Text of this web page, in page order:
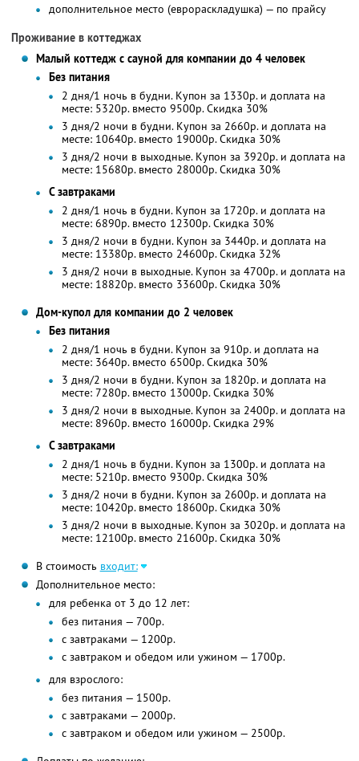
дополнительное место (еврораскладушка) — по прайсу
Проживание в коттеджах
Малый коттедж с сауной для компании до 4 человек
Без питания
2 дня/1 ночь в будни. Купон за 1330р. и доплата на
месте: 5320р. вместо 9500р. Скидка 30%
3 дня/2 ночи в будни. Купон за 2660р. и доплата на
месте: 10640р. вместо 19000р. Скидка 30%
3 дня/2 ночи в выходные. Купон за 3920р. и доплата на
месте: 15680р. вместо 28000р. Скидка 30%
С завтраками
2 дня/1 ночь в будни. Купон за 1720р. и доплата на
месте: 6890р. вместо 12300р. Скидка 30%
3 дня/2 ночи в будни. Купон за 3440р. и доплата на
месте: 13380р. вместо 24600р. Скидка 32%
3 дня/2 ночи в выходные. Купон за 4700р. и доплата на
месте: 18820р. вместо 33600р. Скидка 30%
Дом-купол для компании до 2 человек
Без питания
2 дня/1 ночь в будни. Купон за 910р. и доплата на
месте: 3640р. вместо 6500р. Скидка 30%
3 дня/2 ночи в будни. Купон за 1820р. и доплата на
месте: 7280р. вместо 13000р. Скидка 30%
3 дня/2 ночи в выходные. Купон за 2400р. и доплата на
месте: 8960р. вместо 16000р. Скидка 29%
С завтраками
2 дня/1 ночь в будни. Купон за 1300р. и доплата на
месте: 5210р. вместо 9300р. Скидка 30%
3 дня/2 ночи в будни. Купон за 2600р. и доплата на
месте: 10420р. вместо 18600р. Скидка 30%
3 дня/2 ночи в выходные. Купон за 3020р. и доплата на
месте: 12100р. вместо 21600р. Скидка 30%
В стоимость входит:
Дополнительное место:
для ребенка от 3 до 12 лет:
без питания — 700р.
с завтраками — 1200р.
с завтраком и обедом или ужином — 1700р.
для взрослого:
без питания — 1500р.
с завтраками — 2000р.
с завтраком и обедом или ужином — 2500р.